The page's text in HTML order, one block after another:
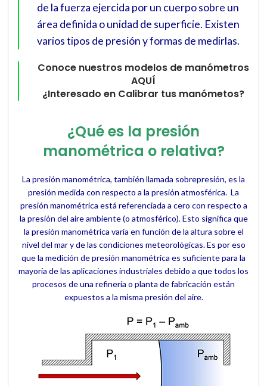
de la fuerza ejercida por un cuerpo sobre un
área definida o unidad de superficie. Existen
varios tipos de presión y formas de medirlas.
Conoce nuestros modelos de manómetros
AQUÍ
¿Interesado en Calibrar tus manómetos?
¿Qué es la presión
manométrica o relativa?
La presión manométrica, también llamada sobrepresión, es la
presión medida con respecto a la presión atmosférica. La
presión manométrica está referenciada a cero con respecto a
la presión del aire ambiente (o atmosférico). Esto significa que
la presión manométrica varía en función de la altura sobre el
nivel del mar y de las condiciones meteorológicas. Es por eso
que la medición de presión manométrica es suficiente para la
mayoría de las aplicaciones industriales debido a que todos los
procesos de una refinería o planta de fabricación están
expuestos a la misma presión del aire.